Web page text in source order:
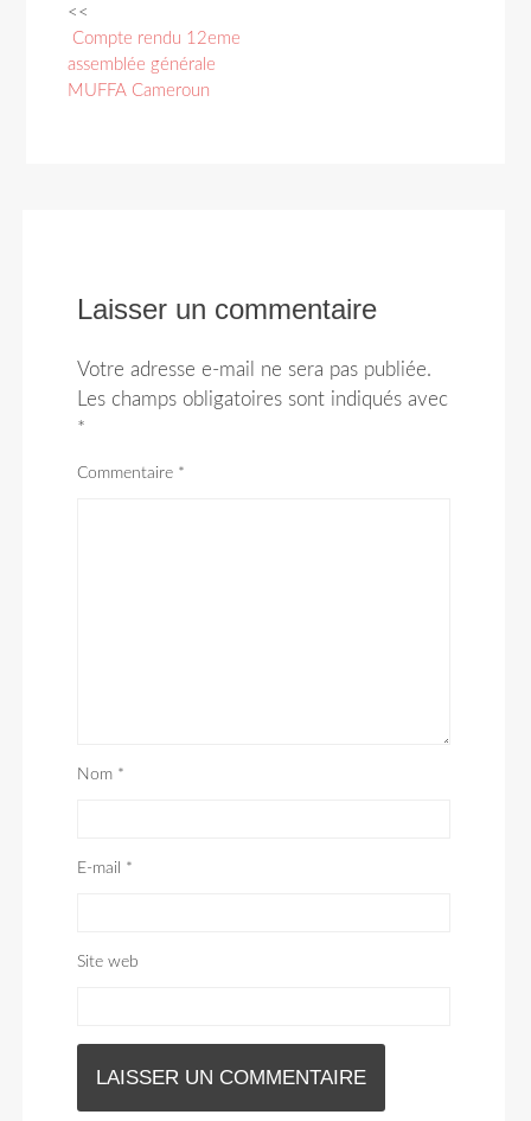
Navigation
des
<<
Compte rendu 12eme
assemblée générale
MUFFA Cameroun
Laisser un commentaire
Votre adresse e-mail ne sera pas publiée.
Les champs obligatoires sont indiqués avec
*
Commentaire *
Nom *
E-mail *
Site web